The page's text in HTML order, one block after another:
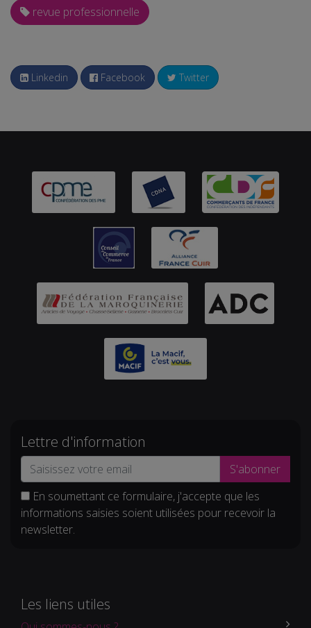
revue professionnelle
Linkedin Facebook Twitter
Lettre d'information
S'abonner
En soumettant ce formulaire, j'accepte que les
informations saisies soient utilisées pour recevoir la
newsletter.
Les liens utiles